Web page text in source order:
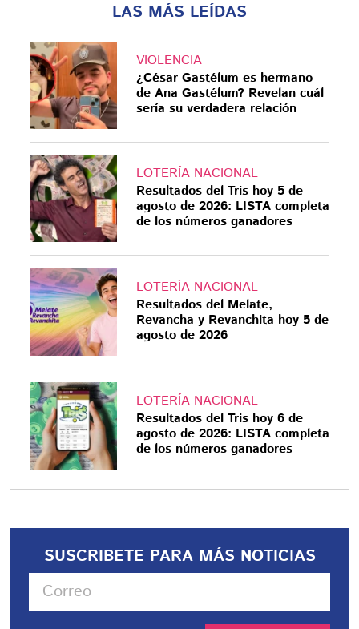
LAS MÁS LEÍDAS
VIOLENCIA
¿César Gastélum es hermano
de Ana Gastélum? Revelan cuál
sería su verdadera relación
LOTERÍA NACIONAL
Resultados del Tris hoy 5 de
agosto de 2026: LISTA completa
de los números ganadores
LOTERÍA NACIONAL
Resultados del Melate,
Revancha y Revanchita hoy 5 de
agosto de 2026
LOTERÍA NACIONAL
Resultados del Tris hoy 6 de
agosto de 2026: LISTA completa
de los números ganadores
SUSCRIBETE PARA MÁS NOTICIAS